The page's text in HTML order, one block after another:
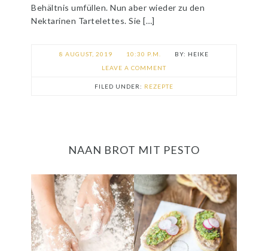
Behältnis umfüllen. Nun aber wieder zu den
Nektarinen Tartelettes. Sie […]
8 AUGUST, 2019 10:30 P.M.
HEIKE
LEAVE A COMMENT
FILED UNDER: REZEPTE
NAAN BROT MIT PESTO